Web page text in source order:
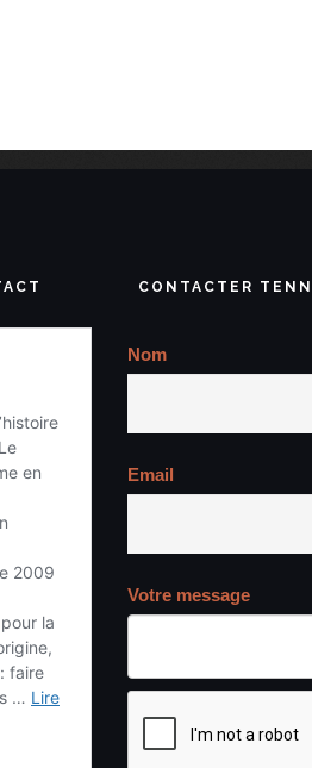
CONTACTER
Nom
Email
Votre message